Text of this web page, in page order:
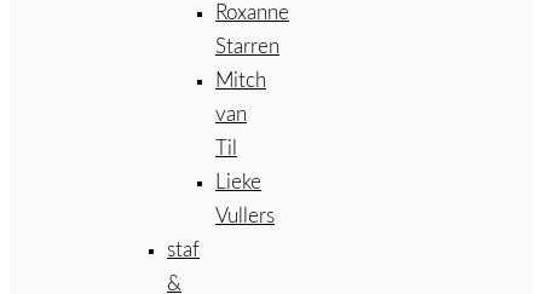
Roxanne
Starren
Mitch
van
Til
Lieke
Vullers
staf
&